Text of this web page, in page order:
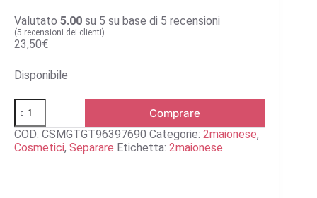
Valutato 5.00 su 5 su base di 5 recensioni
(5 recensioni dei clienti)
23,50€
Disponibile
Balsamo
per
le
labbra
(Effetto
Comprare
COD: CSMGTGT96397690 Categorie: 2maionese,
Cosmetici, Separare Etichetta: 2maionese